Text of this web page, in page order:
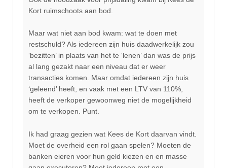
Kort ruimschoots aan bod.
Maar wat niet aan bod kwam: wat te doen met
restschuld? Als iedereen zijn huis daadwerkelijk zou
‘bezitten’ in plaats van het te ‘lenen’ dan was de prijs
al lang gezakt naar een niveau dat er weer
transacties komen. Maar omdat iedereen zijn huis
‘geleend’ heeft, en vaak met een LTV van 110%,
heeft de verkoper gewoonweg niet de mogelijkheid
om te verkopen. Punt.
Ik had graag gezien wat Kees de Kort daarvan vindt.
Moet de overheid een rol gaan spelen? Moeten de
banken eieren voor hun geld kiezen en en masse